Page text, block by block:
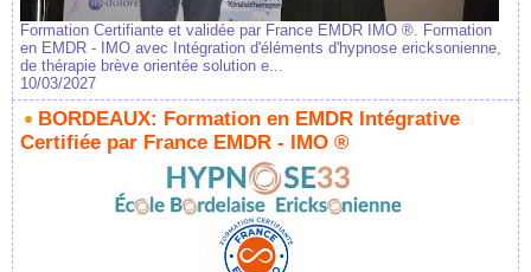
Formation Certifiante et validée par France EMDR IMO ®. Formation
en EMDR - IMO avec Intégration d'éléments d'hypnose ericksonienne,
de thérapie brève orientée solution e...
10/03/2027
BORDEAUX: Formation en EMDR Intégrative
Certifiée par France EMDR - IMO ®